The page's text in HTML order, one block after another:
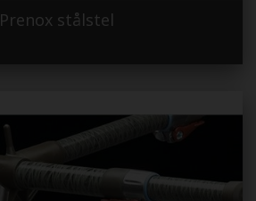
Prenox stålstel